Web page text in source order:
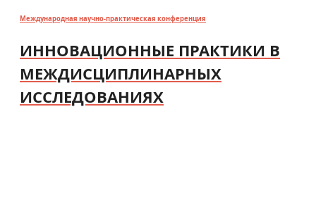
Международная научно-практическая конференция
ИННОВАЦИОННЫЕ ПРАКТИКИ В
МЕЖДИСЦИПЛИНАРНЫХ
ИССЛЕДОВАНИЯХ